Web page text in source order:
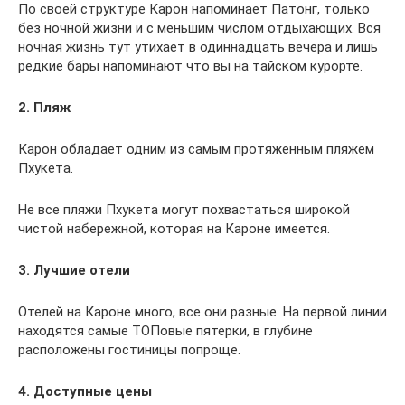
По своей структуре Карон напоминает Патонг, только
без ночной жизни и с меньшим числом отдыхающих. Вся
ночная жизнь тут утихает в одиннадцать вечера и лишь
редкие бары напоминают что вы на тайском курорте.
2. Пляж
Карон обладает одним из самым протяженным пляжем
Пхукета.
Не все пляжи Пхукета могут похвастаться широкой
чистой набережной, которая на Кароне имеется.
3. Лучшие отели
Отелей на Кароне много, все они разные. На первой линии
находятся самые ТОПовые пятерки, в глубине
расположены гостиницы попроще.
4. Доступные цены